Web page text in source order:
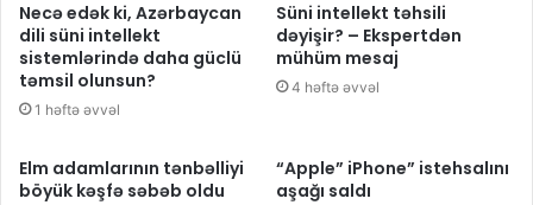
Necə edək ki, Azərbaycan
dili süni intellekt
sistemlərində daha güclü
təmsil olunsun?
1 həftə əvvəl
Süni intellekt təhsili
dəyişir? – Ekspertdən
mühüm mesaj
4 həftə əvvəl
Elm adamlarının tənbəlliyi
böyük kəşfə səbəb oldu
“Apple” iPhone” istehsalını
aşağı saldı